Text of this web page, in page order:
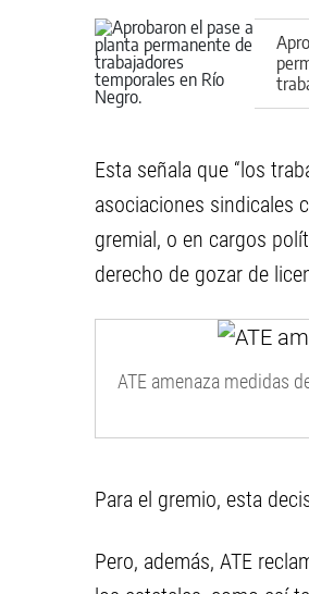
Río
Esta señala que “los
asociaciones sindicales
gremial, o en cargos
derecho de gozar de
ATE amenaza medidas
Para el gremio, esta
Pero, además, ATE